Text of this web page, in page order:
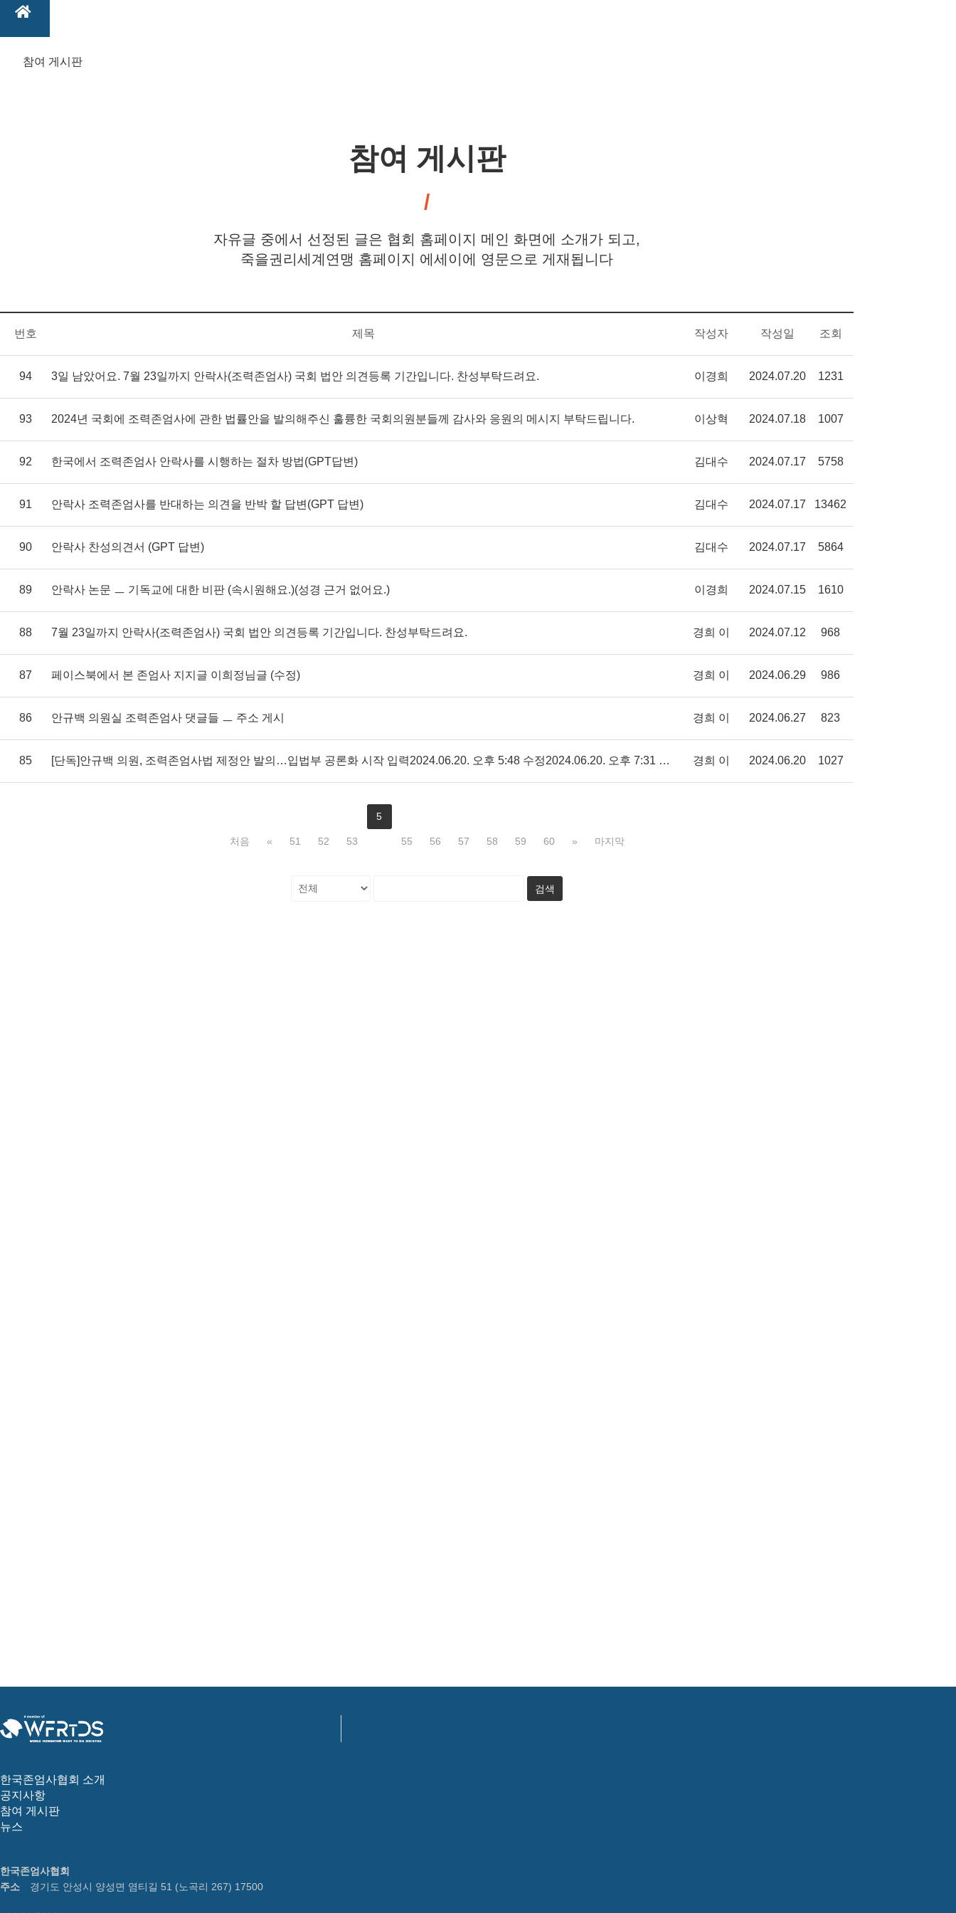
참여 게시판
참여 게시판
자유글 중에서 선정된 글은 협회 홈페이지 메인 화면에 소개가 되고,
죽을권리세계연맹 홈페이지 에세이에 영문으로 게재됩니다
번호 제목 작성자 작성일 조회
94 3일 남았어요. 7월 23일까지 안락사(조력존엄사) 국회 법안 의견등록 기간입니다. 찬성부탁드려요. 이경희 2024.07.20 1231
93 2024년 국회에 조력존엄사에 관한 법률안을 발의해주신 훌륭한 국회의원분들께 감사와 응원의 메시지 부탁드립니다. 이상혁 2024.07.18 1007
92 한국에서 조력존엄사 안락사를 시행하는 절차 방법(GPT답변) 김대수 2024.07.17 5758
91 안락사 조력존엄사를 반대하는 의견을 반박 할 답변(GPT 답변) 김대수 2024.07.17 13462
90 안락사 찬성의견서 (GPT 답변) 김대수 2024.07.17 5864
89 안락사 논문 ㅡ 기독교에 대한 비판 (속시원해요.)(성경 근거 없어요.) 이경희 2024.07.15 1610
88 7월 23일까지 안락사(조력존엄사) 국회 법안 의견등록 기간입니다. 찬성부탁드려요. 경희 이 2024.07.12 968
87 페이스북에서 본 존엄사 지지글 이희정님글 (수정) 경희 이 2024.06.29 986
86 안규백 의원실 조력존엄사 댓글들 ㅡ 주소 게시 경희 이 2024.06.27 823
85 [단독]안규백 의원, 조력존엄사법 제정안 발의…입법부 공론화 시작 입력2024.06.20. 오후 5:48 수정2024.06.20. 오후 7:31 신융아 기자 호스피스 등과 분리해 별도 법 논의 경희 이 2024.06.20 1027
처음 « 51 52 53
5
55 56 57 58 59 60 » 마지막
검색
한국존엄사협회 소개
공지사항
참여 게시판
뉴스
한국존엄사협회
주소
경기도 안성시 양성면 염티길 51 (노곡리 267) 17500